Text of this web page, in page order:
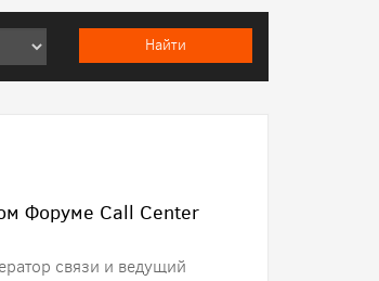
Форуме Call Center
связи и ведущий